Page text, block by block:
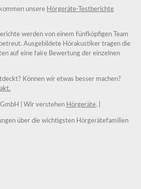
unsere Hörgeräte-Testberichte
werden von einem fünfköpfigen Team
Ausgebildete Hörakustiker tragen die
auf eine faire Bewertung der einzelnen
Können wir etwas besser machen?
| Wir verstehen Hörgeräte. |
über die wichtigsten Hörgerätefamilien